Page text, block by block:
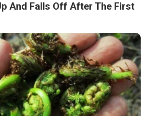
And Falls Off After The First